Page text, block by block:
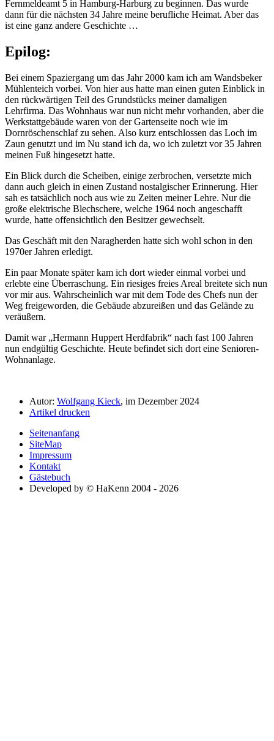
Fernmeldeamt 5 in Hamburg-Harburg zu beginnen. Das wurde
dann für die nächsten 34 Jahre meine berufliche Heimat. Aber das
ist eine ganz andere Geschichte …
Epilog:
Bei einem Spaziergang um das Jahr 2000 kam ich am Wandsbeker
Mühlenteich vorbei. Von hier aus hatte man einen guten Einblick in
den rückwärtigen Teil des Grundstücks meiner damaligen
Lehrfirma. Das Wohnhaus war nun nicht mehr vorhanden, aber die
Werkstattgebäude waren von der Gartenseite noch wie im
Dornröschenschlaf zu sehen. Also kurz entschlossen das Loch im
Zaun genutzt und im Nu stand ich da, wo ich zuletzt vor 35 Jahren
meinen Fuß hingesetzt hatte.
Ein Blick durch die Scheiben, einige zerbrochen, versetzte mich
dann auch gleich in einen Zustand nostalgischer Erinnerung. Hier
sah es tatsächlich noch aus wie zu Zeiten meiner Lehre. Nur die
große elektrische Blechschere, welche 1964 noch angeschafft
wurde, hatte offensichtlich den Besitzer gewechselt.
Das Geschäft mit den Naragherden hatte sich wohl schon in den
1970er Jahren erledigt.
Ein paar Monate später kam ich dort wieder einmal vorbei und
erlebte eine Überraschung. Ein riesiges freies Areal breitete sich nun
vor mir aus. Wahrscheinlich war mit dem Tode des Chefs nun der
Weg freigeworden, die Gebäude abzureißen und das Gelände zu
veräußern.
Damit war Hermann Huppert Herdfabrik
nach fast 100 Jahren
nun endgültig Geschichte. Heute befindet sich dort eine Senioren-
Wohnanlage.
Autor: Wolfgang Kieck, im Dezember 2024
Artikel drucken
Seitenanfang
SiteMap
Impressum
Kontakt
Gästebuch
Developed by © HaKenn 2004 - 2026